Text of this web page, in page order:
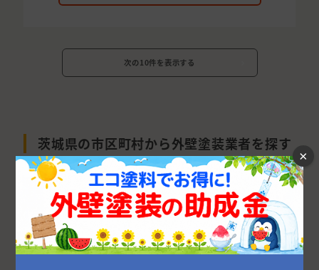
次の10件を表示する
茨城県の市区町村から外壁塗装業者を探す
水戸市 つくば市 日立市
古河市
ひたちなか市
取手市 龍ケ崎市
土浦市
稲敷郡
守谷市 東茨城郡
牛久市
×